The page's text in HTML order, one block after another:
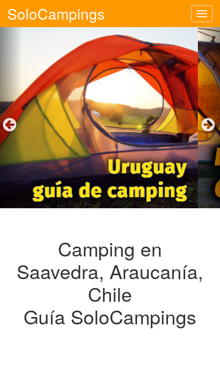
SoloCampings
Camping en
Saavedra, Araucanía,
Chile
Guía SoloCampings